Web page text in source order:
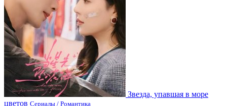
Звезда, упавшая в море
цветов Сериалы / Романтика